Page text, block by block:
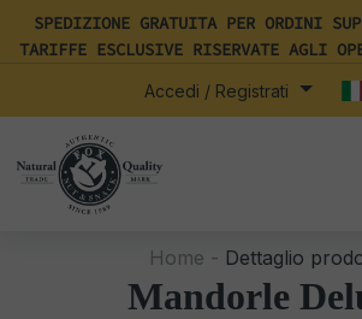
SPEDIZIONE GRATUITA PER ORDINI
TARIFFE ESCLUSIVE RISERVATE AGLI
Accedi / Registrati
Home - Dettaglio
Mandorle